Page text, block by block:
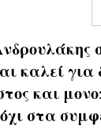
καλεί
και
στα